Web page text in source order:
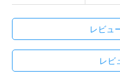
レビュ
レビ